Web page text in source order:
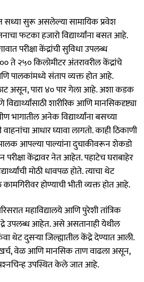
सध्या सुरू असलेल्या सामायिक प्रवेश
फटका हजारो विद्यार्थ्यांना बसत आहे.
परीक्षा केंद्रांची सुविधा उपलब्ध
ते २५० किलोमीटर अंतरावरील केंद्रांचे
पालकांमध्ये संताप व्यक्त होत आहे.
असून, पारा ४० पार गेला आहे. अशा कडक
शारीरिक आणि मानसिकदृष्ट्या
भागातील अनेक विद्यार्थ्यांना बसच्या
आधार घ्यावा लागतो. काही ठिकाणी
आपल्या पाल्यांना दुचाकीवरून शेकडो
केंद्रावर नेत आहेत. पहाटेच घराबाहेर
मोठी धावपळ होते. त्याचा थेट
कामगिरीवर होण्याची भीती व्यक्त होत आहे.
महाविद्यालये आणि पुरेशी तांत्रिक
उपलब्ध आहेत. असे असतानाही येथील
किंवा थेट दुसऱ्या जिल्ह्यातील केंद्रे देण्यात आली.
खर्च, वेळ आणि मानसिक ताण वाढला असून,
उपस्थित केले जात आहे.